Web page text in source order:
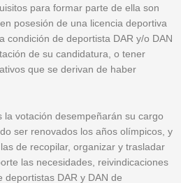
para formar parte de ella son
posesión de una licencia deportiva
condición de deportista DAR y/o DAN
de su candidatura, o tener
que se derivan de haber
la votación desempeñarán su cargo
ser renovados los años olímpicos, y
de recopilar, organizar y trasladar
las necesidades, reivindicaciones
DAR y DAN de